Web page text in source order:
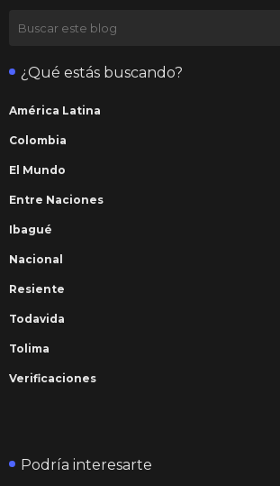
¿Qué estás buscando?
América Latina
Colombia
El Mundo
Entre Naciones
Ibagué
Nacional
Resiente
Todavida
Tolima
Verificaciones
Podría interesarte